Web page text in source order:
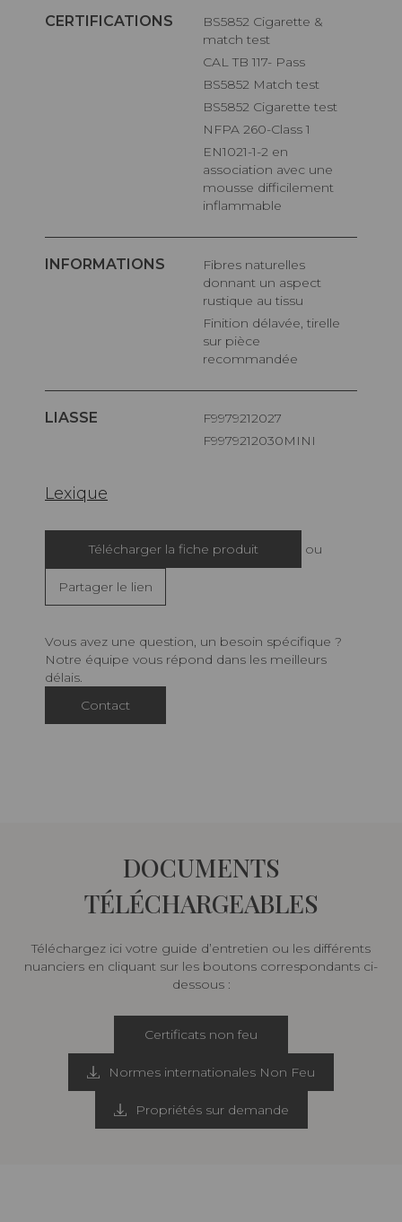
CERTIFICATIONS
BS5852 Cigarette &
match test
CAL TB 117- Pass
BS5852 Match test
BS5852 Cigarette test
NFPA 260-Class 1
EN1021-1-2 en
association avec une
mousse difficilement
inflammable
INFORMATIONS
Fibres naturelles
donnant un aspect
rustique au tissu
Finition délavée, tirelle
sur pièce
recommandée
LIASSE
F9979212027
F9979212030MINI
Lexique
Télécharger la fiche produit ou
Partager le lien
Vous avez une question, un besoin spécifique ?
Notre équipe vous répond dans les meilleurs
délais.
Contact
DOCUMENTS
TÉLÉCHARGEABLES
Téléchargez ici votre guide d’entretien ou les différents
nuanciers en cliquant sur les boutons correspondants ci-
dessous :
Certificats non feu
Normes internationales Non Feu
Propriétés sur demande